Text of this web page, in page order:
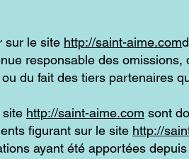
sur le site http://saint-aime.com
responsable des
du fait des tiers partenaires
site http://saint-aime.com sont
figurant sur le site http://
ayant été apportées